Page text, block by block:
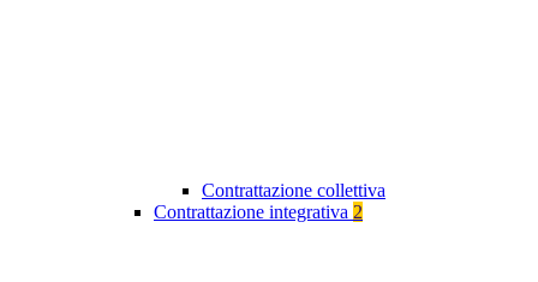
Contrattazione collettiva
Contrattazione integrativa 2